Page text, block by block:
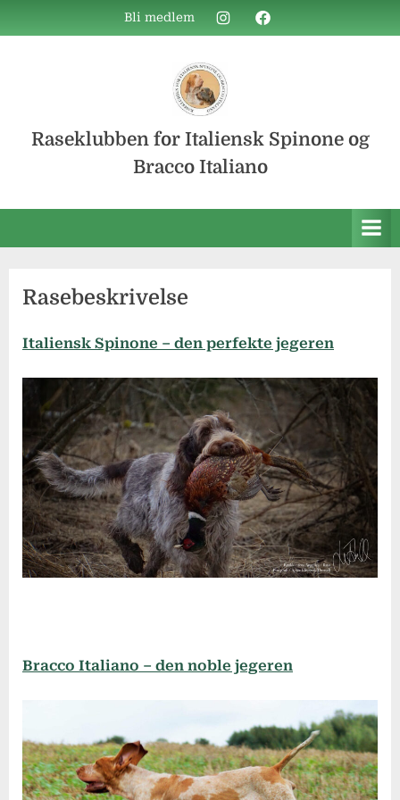
to
Bli medlem InstagramFacebook
Raseklubben for Italiensk Spinone og
Bracco Italiano
Rasebeskrivelse
Italiensk Spinone – den perfekte jegeren
Bracco Italiano – den noble jegeren